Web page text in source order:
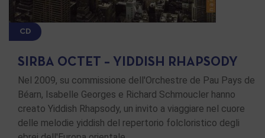
CD
SIRBA OCTET – YIDDISH RHAPSODY
Nel 2009, su commissione dell'Orchestre de Pau Pays de
Béarn, Isabelle Georges e Richard Schmoucler hanno
creato Yiddish Rhapsody, un invito a viaggiare nel cuore
delle melodie yiddish del repertorio folcloristico degli